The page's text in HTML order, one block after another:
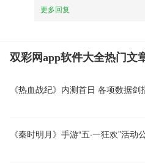
更多回复
双彩网app软件大全热门文
《秦时明月》手游“五·一狂欢”活动